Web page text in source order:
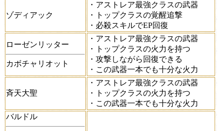
ゾディアック
・アストレア最強クラスの武器
・トップクラスの覚醒追撃
・必殺スキルでEP回復
ローゼンリッター
カボチャリオット
・アストレア最強クラスの武器
・トップクラスの火力を持つ
・攻撃しながら回復できる
・この武器一本でも十分な火力
斉天大聖
・アストレア最強クラスの武器
・トップクラスの火力を持つ
・この武器一本でも十分な火力
バルドル